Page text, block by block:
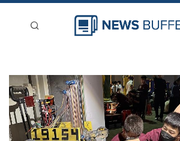
新聞稿分類
登入
刊登